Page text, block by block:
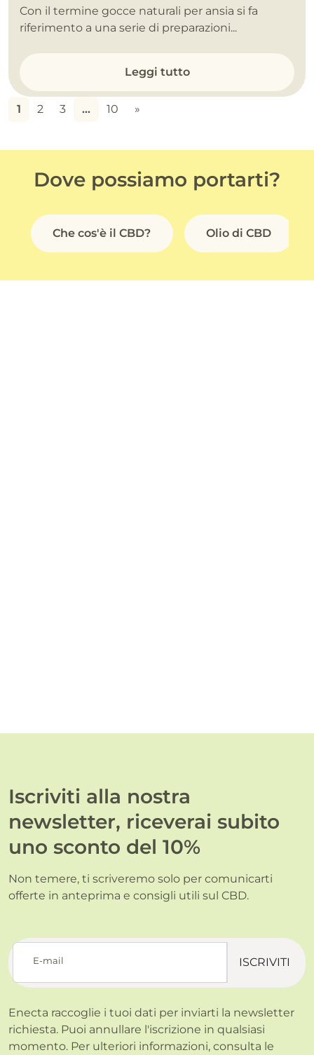
Con il termine gocce naturali per ansia si fa
riferimento a una serie di preparazioni...
Leggi tutto
1 2 3 … 10 »
Dove possiamo portarti?
Che cos'è il CBD? Olio di CBD
Iscriviti alla nostra
newsletter, riceverai subito
uno sconto del 10%
Non temere, ti scriveremo solo per comunicarti
offerte in anteprima e consigli utili sul CBD.
E-mail ISCRIVITI
Enecta raccoglie i tuoi dati per inviarti la newsletter
richiesta. Puoi annullare l'iscrizione in qualsiasi
momento. Per ulteriori informazioni, consulta le